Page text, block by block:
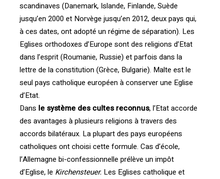
scandinaves (Danemark, Islande, Finlande, Suède
jusqu’en 2000 et Norvège jusqu’en 2012, deux pays qui,
à ces dates, ont adopté un régime de séparation). Les
Eglises orthodoxes d’Europe sont des religions d’Etat
dans l’esprit (Roumanie, Russie) et parfois dans la
lettre de la constitution (Grèce, Bulgarie). Malte est le
seul pays catholique européen à conserver une Eglise
d’Etat.
Dans le système des cultes reconnus, l’Etat accorde
des avantages à plusieurs religions à travers des
accords bilatéraux. La plupart des pays européens
catholiques ont choisi cette formule. Cas d’école,
l’Allemagne bi-confessionnelle prélève un impôt
d’Eglise, le Kirchensteuer. Les Eglises catholique et